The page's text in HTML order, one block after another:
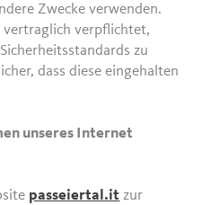
Zwecke verwenden.
vertraglich verpflichtet,
zu
dass diese eingehalten
unseres Internet
passeiertal.it zur